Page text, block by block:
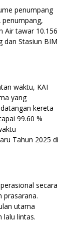
penumpang
penumpang,
Air tawar 10.156
dan Stasiun BIM
waktu, KAI
yang
kereta
99.60 %
Tahun 2025 di
secara
prasarana.
utama
lalu lintas.